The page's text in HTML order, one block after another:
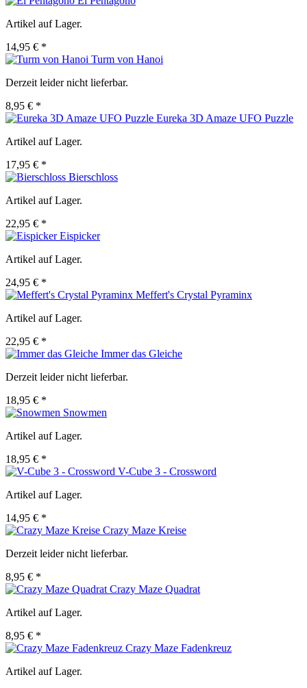
Artikel auf Lager.
14,95 € *
Turm von Hanoi
Derzeit leider nicht lieferbar.
8,95 € *
Eureka 3D Amaze UFO Puzzle
Artikel auf Lager.
17,95 € *
Bierschloss
Artikel auf Lager.
22,95 € *
Eispicker
Artikel auf Lager.
24,95 € *
Meffert's Crystal Pyraminx
Artikel auf Lager.
22,95 € *
Immer das Gleiche
Derzeit leider nicht lieferbar.
18,95 € *
Snowmen
Artikel auf Lager.
18,95 € *
V-Cube 3 - Crossword
Artikel auf Lager.
14,95 € *
Crazy Maze Kreise
Derzeit leider nicht lieferbar.
8,95 € *
Crazy Maze Quadrat
Artikel auf Lager.
8,95 € *
Crazy Maze Fadenkreuz
Artikel auf Lager.